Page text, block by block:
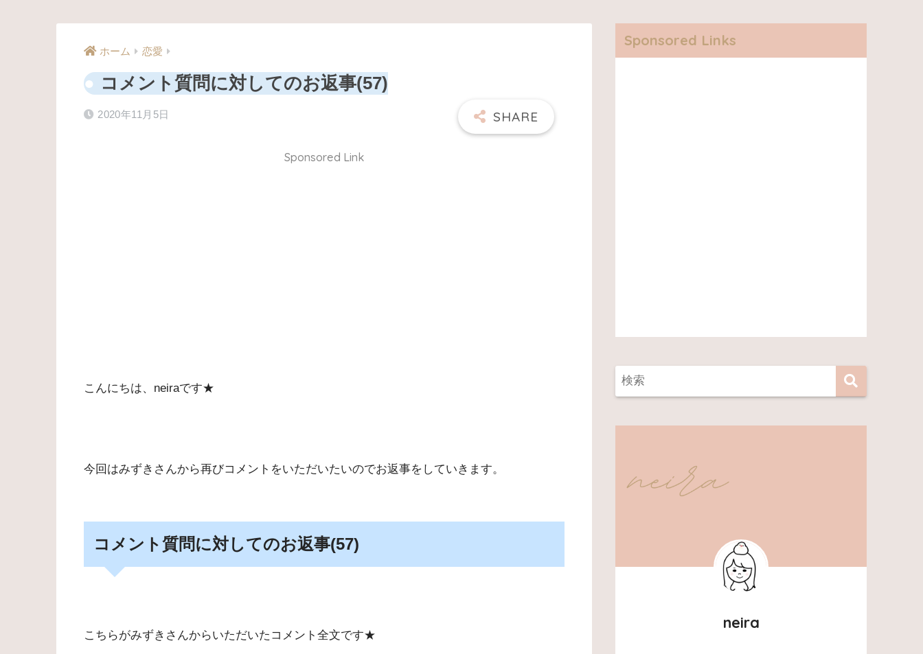
ホーム 恋愛
コメント質問に対してのお返事(57)
2020年11月5日
Sponsored Link
こんにちは、neiraです★
今回はみずきさんから再びコメントをいただいたいのでお返事をしていきます。
コメント質問に対してのお返事(57)
こちらがみずきさんからいただいたコメント全文です★
Sponsored Links
neira